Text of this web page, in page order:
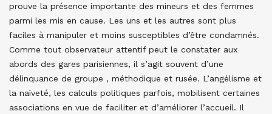
prouve la présence importante des mineurs et des femmes
parmi les mis en cause. Les uns et les autres sont plus
faciles à manipuler et moins susceptibles d’être condamnés.
Comme tout observateur attentif peut le constater aux
abords des gares parisiennes, il s’agit souvent d’une
délinquance de groupe , méthodique et rusée. L’angélisme et
la naïveté, les calculs politiques parfois, mobilisent certaines
associations en vue de faciliter et d’améliorer l’accueil. Il